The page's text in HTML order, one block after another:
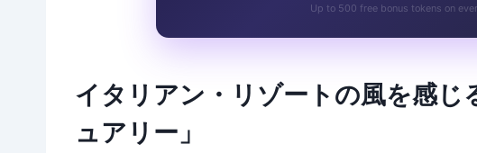
Up to 500 free bonus tokens on
イタリアン・リゾートの風を感じ
ュアリー」